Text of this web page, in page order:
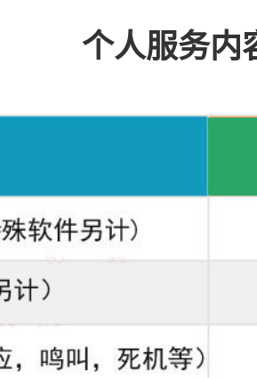
个人服务内